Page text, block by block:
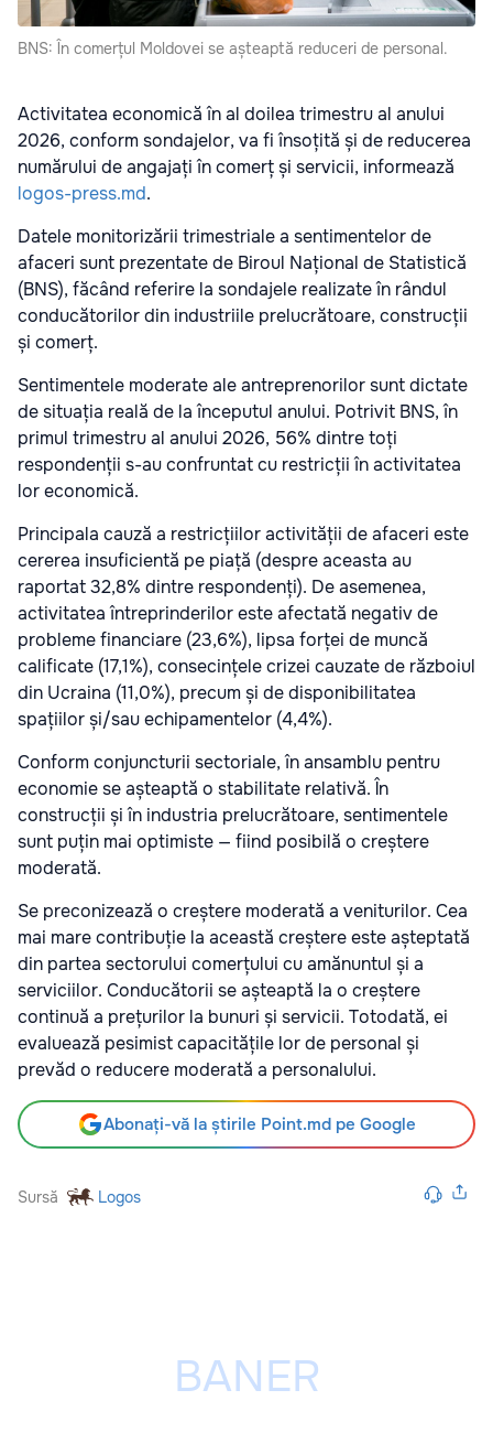
BNS: În comerțul Moldovei se așteaptă reduceri de personal.
Activitatea economică în al doilea trimestru al anului
2026, conform sondajelor, va fi însoțită și de reducerea
numărului de angajați în comerț și servicii, informează
logos-press.md.
Datele monitorizării trimestriale a sentimentelor de
afaceri sunt prezentate de Biroul Național de Statistică
(BNS), făcând referire la sondajele realizate în rândul
conducătorilor din industriile prelucrătoare, construcții
și comerț.
Sentimentele moderate ale antreprenorilor sunt dictate
de situația reală de la începutul anului. Potrivit BNS, în
primul trimestru al anului 2026, 56% dintre toți
respondenții s-au confruntat cu restricții în activitatea
lor economică.
Principala cauză a restricțiilor activității de afaceri este
cererea insuficientă pe piață (despre aceasta au
raportat 32,8% dintre respondenți). De asemenea,
activitatea întreprinderilor este afectată negativ de
probleme financiare (23,6%), lipsa forței de muncă
calificate (17,1%), consecințele crizei cauzate de războiul
din Ucraina (11,0%), precum și de disponibilitatea
spațiilor și/sau echipamentelor (4,4%).
Conform conjuncturii sectoriale, în ansamblu pentru
economie se așteaptă o stabilitate relativă. În
construcții și în industria prelucrătoare, sentimentele
sunt puțin mai optimiste — fiind posibilă o creștere
moderată.
Se preconizează o creștere moderată a veniturilor. Cea
mai mare contribuție la această creștere este așteptată
din partea sectorului comerțului cu amănuntul și a
serviciilor. Conducătorii se așteaptă la o creștere
continuă a prețurilor la bunuri și servicii. Totodată, ei
evaluează pesimist capacitățile lor de personal și
prevăd o reducere moderată a personalului.
Abonați-vă la știrile Point.md pe Google
Sursă Logos